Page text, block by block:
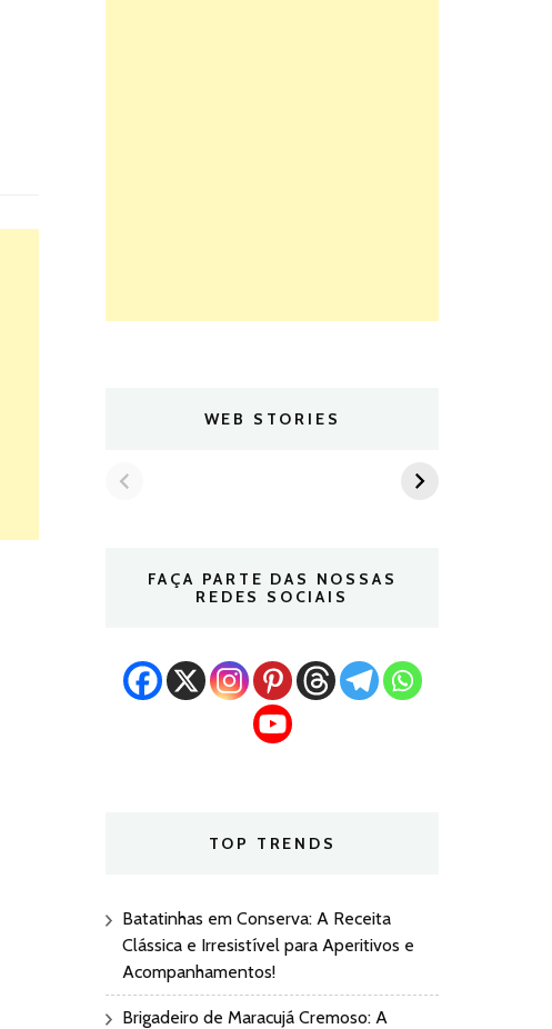
WEB STORIES
FAÇA PARTE DAS NOSSAS
REDES SOCIAIS
TOP TRENDS
Batatinhas em Conserva: A Receita
Clássica e Irresistível para Aperitivos e
Acompanhamentos!
Brigadeiro de Maracujá Cremoso: A